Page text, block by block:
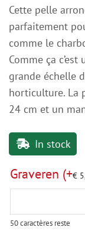
Cette pelle
parfaitement
comme le
Comme ça
grande échelle
horticulture. La
24 cm et un
In stock
Graveren (+€
50caractères reste